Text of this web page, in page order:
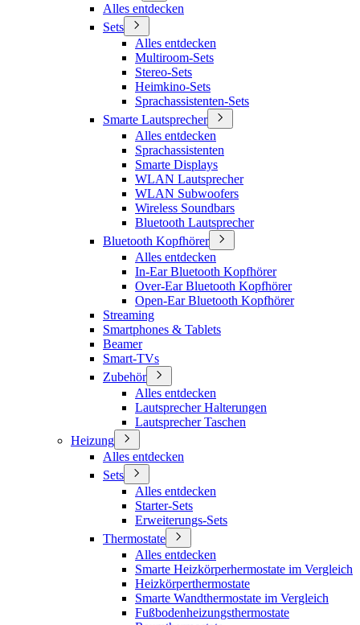
Alles entdecken
Sets
Alles entdecken
Multiroom-Sets
Stereo-Sets
Heimkino-Sets
Sprachassistenten-Sets
Smarte Lautsprecher
Alles entdecken
Sprachassistenten
Smarte Displays
WLAN Lautsprecher
WLAN Subwoofers
Wireless Soundbars
Bluetooth Lautsprecher
Bluetooth Kopfhörer
Alles entdecken
In-Ear Bluetooth Kopfhörer
Over-Ear Bluetooth Kopfhörer
Open-Ear Bluetooth Kopfhörer
Streaming
Smartphones & Tablets
Beamer
Smart-TVs
Zubehör
Alles entdecken
Lautsprecher Halterungen
Lautsprecher Taschen
Heizung
Alles entdecken
Sets
Alles entdecken
Starter-Sets
Erweiterungs-Sets
Thermostate
Alles entdecken
Smarte Heizkörperhermostate im Vergleich
Heizkörperthermostate
Smarte Wandthermostate im Vergleich
Fußbodenheizungsthermostate